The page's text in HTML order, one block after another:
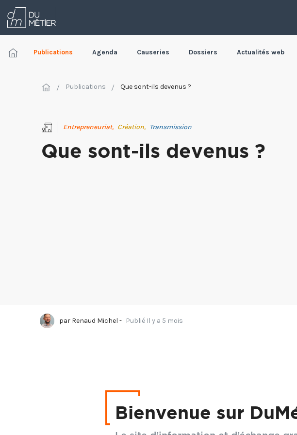
Publications Agenda Causeries Dossiers Actualités web
Publications Que sont-ils devenus ?
Entrepreneuriat, Création, Transmission
Que sont-ils devenus ?
par Renaud Michel - Publié Il y a 5 mois
Découvrez le premier épisode d'une série
Bienvenue sur